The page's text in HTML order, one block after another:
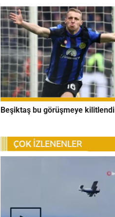
Beşiktaş bu görüşmeye kilitlendi